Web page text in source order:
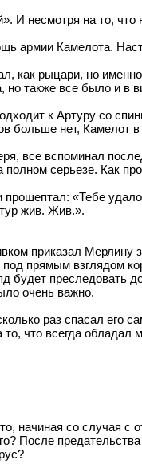
И несмотря на то,
армии Камелота.
как рыцари, но
также все было и в
к Артуру со
нет, Камелот
все вспоминал
серьезе. Как
«Тебе
жив. Жив.».
приказал Мерлину
прямым взглядом
будет преследовать
очень важно.
раз спасал
что всегда
начиная со случая с
После